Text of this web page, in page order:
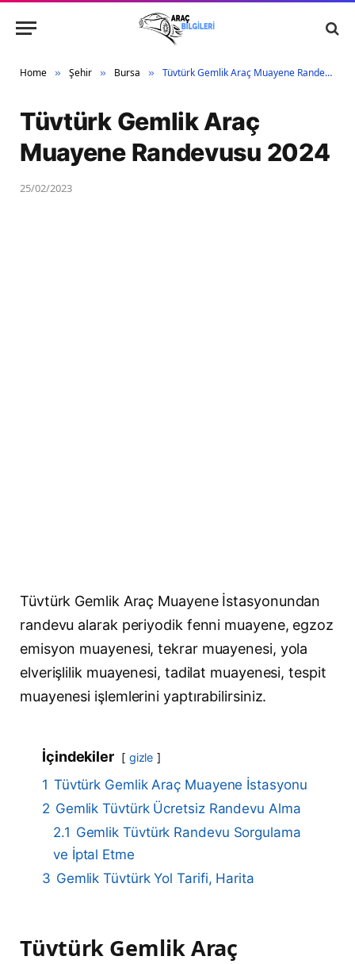
Home » Şehir » Bursa » Tüvtürk Gemlik Araç Muayene Randevusu 2024
Tüvtürk Gemlik Araç
Muayene Randevusu 2024
25/02/2023
Tüvtürk Gemlik Araç Muayene İstasyonundan
randevu alarak periyodik fenni muayene, egzoz
emisyon muayenesi, tekrar muayenesi, yola
elverişlilik muayenesi, tadilat muayenesi, tespit
muayenesi işlemlerini yaptırabilirsiniz.
İçindekiler gizle
1 Tüvtürk Gemlik Araç Muayene İstasyonu
2 Gemlik Tüvtürk Ücretsiz Randevu Alma
2.1 Gemlik Tüvtürk Randevu Sorgulama
ve İptal Etme
3 Gemlik Tüvtürk Yol Tarifi, Harita
Tüvtürk Gemlik Araç